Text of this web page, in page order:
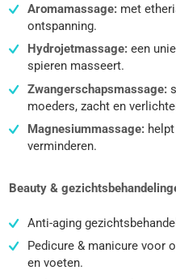
Aromamassage:met
ontspanning.
Hydrojetmassage: een
spieren masseert.
Zwangerschapsmassage:
moeders, zacht en
Magnesiummassage:
verminderen.
Beauty &
Anti-aging
Pedicure & manicure voor
en voeten.